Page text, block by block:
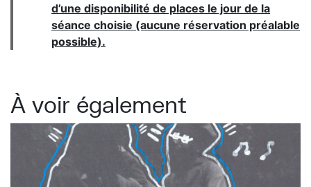
d’une disponibilité de places le jour de la
séance choisie (aucune réservation préalable
possible).
À voir également